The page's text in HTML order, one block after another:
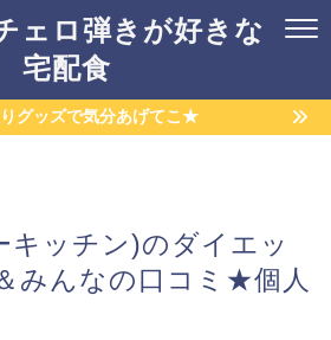
ェロ弾きが好きな
宅配食
グッズで気分あげてこ★
キッチン)のダイエッ
みんなの口コミ★個人